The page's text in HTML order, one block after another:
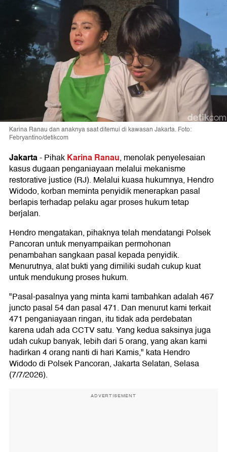
Karina Ranau dan anaknya saat ditemui di kawasan Jakarta. Foto:
Febryantino/detikcom
Jakarta-PihakKarina Ranau, menolak penyelesaian
kasus dugaan penganiayaan melalui mekanisme
restorative justice (RJ). Melalui kuasa hukumnya, Hendro
Widodo, korban meminta penyidik menerapkan pasal
berlapis terhadap pelaku agar proses hukum tetap
berjalan.
Hendro mengatakan, pihaknya telah mendatangi Polsek
Pancoran untuk menyampaikan permohonan
penambahan sangkaan pasal kepada penyidik.
Menurutnya, alat bukti yang dimiliki sudah cukup kuat
untuk mendukung proses hukum.
"Pasal-pasalnya yang minta kami tambahkan adalah 467
juncto pasal 54 dan pasal 471. Dan menurut kami terkait
471 penganiayaan ringan, itu tidak ada perdebatan
karena udah ada CCTV satu. Yang kedua saksinya juga
udah cukup banyak, lebih dari 5 orang, yang akan kami
hadirkan 4 orang nanti di hari Kamis," kata Hendro
Widodo di Polsek Pancoran, Jakarta Selatan, Selasa
(7/7/2026).
ADVERTISEMENT